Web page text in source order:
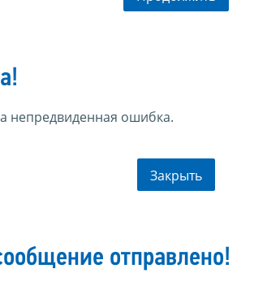
непредвиденная ошибка.
Закрыть
отправлено!